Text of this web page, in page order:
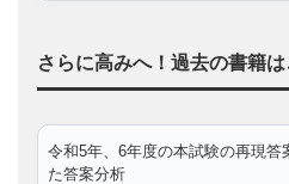
さらに高みへ！過去の書籍は
令和5年、6年度の本試験の再現答
た答案分析